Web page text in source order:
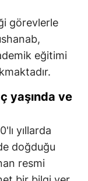
görevlerle
eğitimi
yaşında ve
yıllarda
doğduğu
resmi